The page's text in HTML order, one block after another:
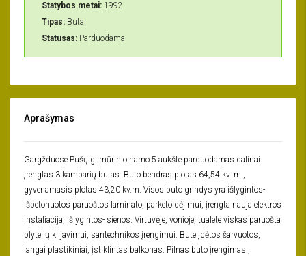
Statybos metai: 1992
Tipas: Butai
Statusas: Parduodama
Aprašymas
Gargžduose Pušų g. mūrinio namo 5 aukšte parduodamas dalinai
įrengtas 3 kambarių butas. Buto bendras plotas 64,54 kv. m.,
gyvenamasis plotas 43,20 kv.m. Visos buto grindys yra išlygintos-
išbetonuotos paruoštos laminato, parketo dėjimui, įrengta nauja elektros
instaliacija, išlygintos- sienos. Virtuvėje, vonioje, tualete viskas paruošta
plytelių klijavimui, santechnikos įrengimui. Bute įdėtos šarvuotos,
langai plastikiniai, įstiklintas balkonas. Pilnas buto įrengimas ,